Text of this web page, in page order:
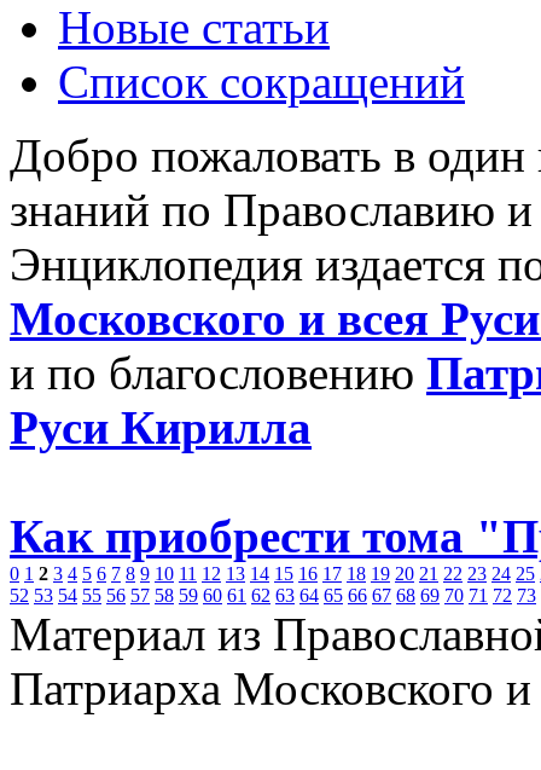
Новые статьи
Список сокращений
Добро пожаловать в
знаний по Православию
Энциклопедия издается
Московского и всея
и по благословению
Руси Кирилла
Как приобрести тома
0 1 2 3 4 5 6 7 8 9 10 11 12 13 14 15 16 17 18 19 20 21 22 23 24 25
52 53 54 55 56 57 58 59 60 61 62 63 64 65 66 67 68 69 70 71 72 73
Материал из
Патриарха Московского